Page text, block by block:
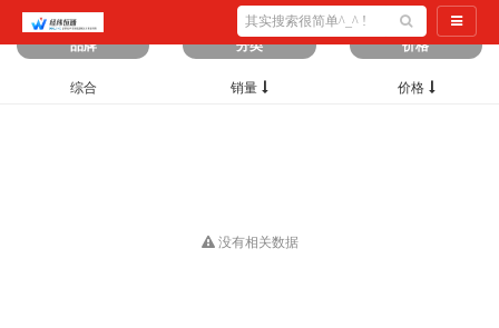
导航切
筛选出 0 条数据
品牌
分类 价格
综合 销量 价格
没有相关数据